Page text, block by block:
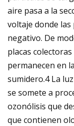
aire pasa a la
voltaje donde
negativo. De
placas
permanecen en
sumidero.4 La
se somete a
ozonólisis que
que contienen